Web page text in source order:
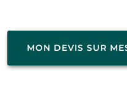
MON DEVIS SUR